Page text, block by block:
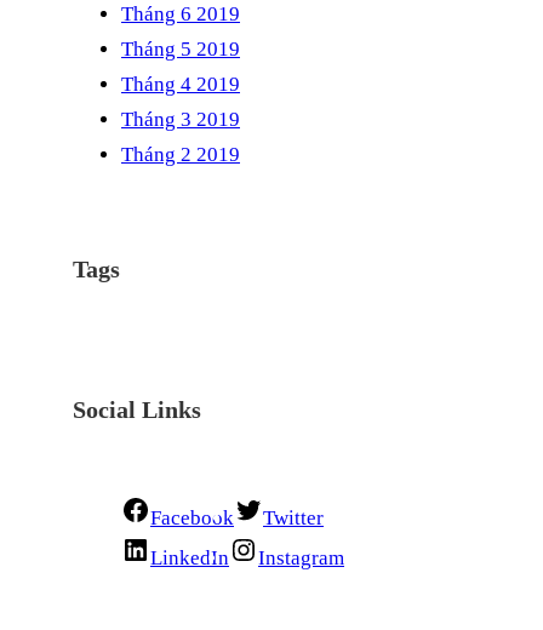
Tháng 6 2019
Tháng 5 2019
Tháng 4 2019
Tháng 3 2019
Tháng 2 2019
Tags
Social Links
Facebook
Twitter
LinkedIn
Instagram